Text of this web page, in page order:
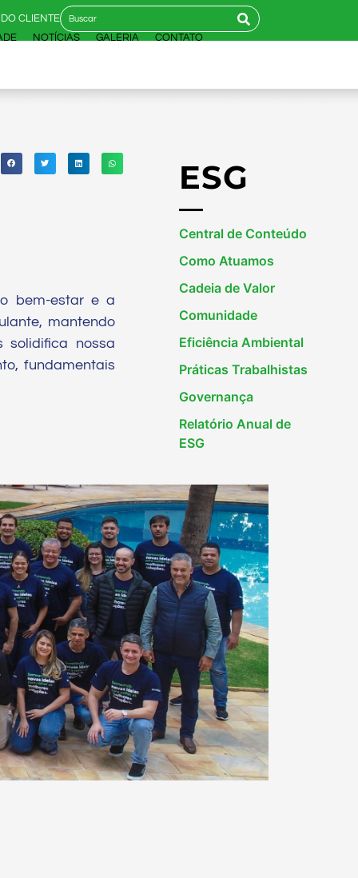
CLIENTE
NOTÍCIAS GALERIA CONTATO
bem-estar e a
mantendo
solidifica nossa
fundamentais
ESG
Central de Conteúdo
Como Atuamos
Cadeia de Valor
Comunidade
Eficiência Ambiental
Práticas Trabalhistas
Governança
Relatório Anual de
ESG